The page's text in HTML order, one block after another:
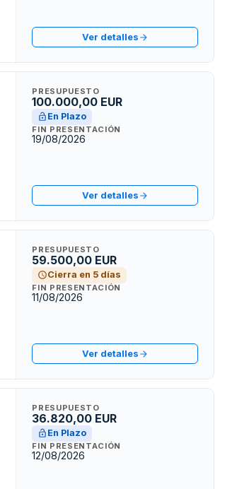
Ver detalles
PRESUPUESTO
100.000,00 EUR
En Plazo
FIN PRESENTACIÓN
19/08/2026
Ver detalles
PRESUPUESTO
59.500,00 EUR
Cierra en 5 días
FIN PRESENTACIÓN
11/08/2026
Ver detalles
PRESUPUESTO
36.820,00 EUR
En Plazo
FIN PRESENTACIÓN
12/08/2026